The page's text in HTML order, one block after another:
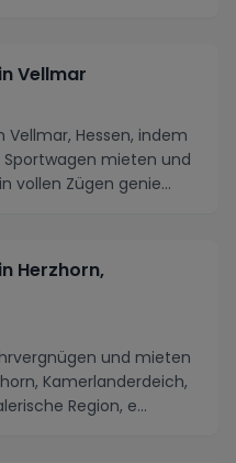
Vellmar
Vellmar, Hessen, indem
mieten und
vollen Zügen genie...
Herzhorn,
und mieten
Kamerlanderdeich,
Region, e...